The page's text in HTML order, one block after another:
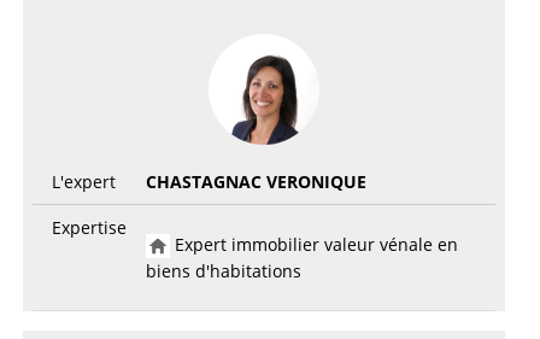
L'expert
CHASTAGNAC VERONIQUE
Expertise
Expert immobilier valeur vénale en
biens d'habitations